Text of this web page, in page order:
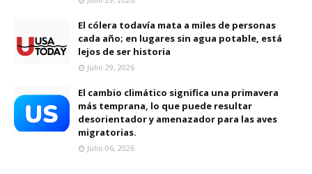
El cólera todavía mata a miles de personas
cada año; en lugares sin agua potable, está
lejos de ser historia
Julio 29, 2026
El cambio climático significa una primavera
más temprana, lo que puede resultar
desorientador y amenazador para las aves
migratorias.
Julio 06, 2026